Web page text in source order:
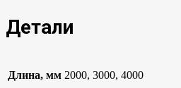
Детали
Длина, мм 2000, 3000, 4000